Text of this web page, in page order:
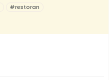
#restoran